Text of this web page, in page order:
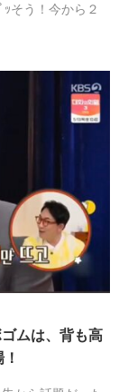
そう！今から２
ムは、背も高